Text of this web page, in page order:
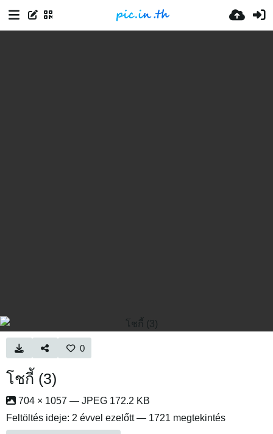
0
โชกี้ (3)
704 × 1057 — JPEG 172.2 KB
Feltöltés ideje: 2 évvel ezelőtt— 1721 megtekintés